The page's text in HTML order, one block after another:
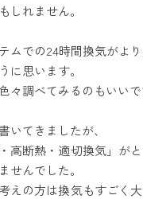
しれません。
ムでの24時間換気がよ
に思います。
々調べてみるのもいいで
いてきましたが、
高断熱・適切換気」が
せんでした。
えの方は換気もすごく